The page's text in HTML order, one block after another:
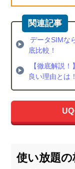
データSIMな
底比較！
【徹底解説
良い理由とは！
使い放題の